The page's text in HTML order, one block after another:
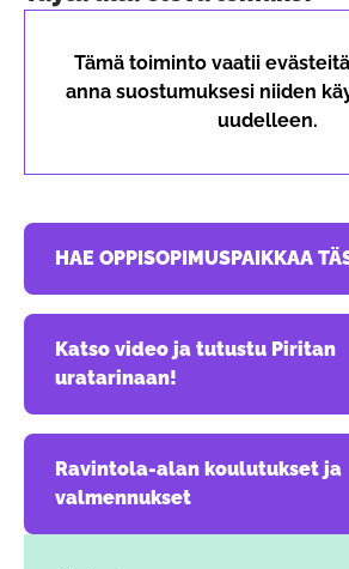
Tämä toiminto vaatii
anna suostumuksesi niiden
uudelleen.
HAE OPPISOPIMUSPAIKKAA
Avautuu uudessa välilehdessä
Katso video ja tutustu Piritan
uratarinaan!
Avautuu uudessa välilehdessä
Ravintola-alan koulutukset ja
valmennukset